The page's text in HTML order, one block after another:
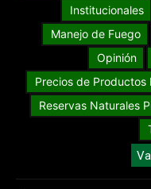
Institucionales
Manejo de Fuego
Opinión
Precios de Productos
Reservas Naturales